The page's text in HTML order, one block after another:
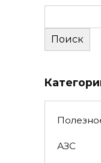
Поиск
АЗС